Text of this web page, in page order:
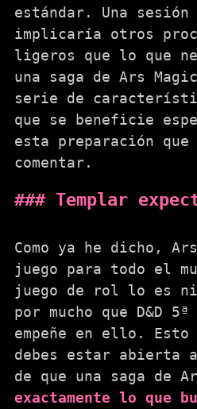
estándar. Una sesión
implicaría otros
ligeros que lo que
una saga de Ars
serie de
que se beneficie
esta preparación
comentar.
Templar
Como ya he dicho,
juego para todo el
juego de rol lo es
por mucho que D&D
empeñe en ello.
debes estar abierta
de que una saga de
exactamente lo que